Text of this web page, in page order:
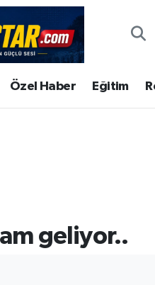
Özel Haber Eğitim
geliyor..